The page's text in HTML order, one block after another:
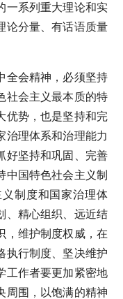
一系列重大理论和实
论分量、有话语质量
会精神，必须坚持
社会主义最本质的特
优势，也是坚持和完
治理体系和治理能力
好坚持和巩固、完善
中国特色社会主义制
制度和国家治理体
、精心组织、远近结
，维护制度权威，在
执行制度、坚决维护
工作者要更加紧密地
周围，以饱满的精神